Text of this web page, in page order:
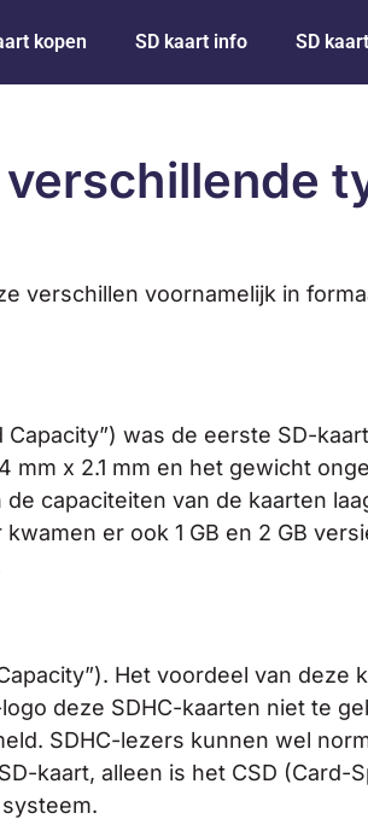
kopen SD kaart info SD
verschillen voornamelijk in
was de eerste SD-
x 2.1 mm en het gewicht
capaciteiten van de kaarten
er ook 1 GB en 2 GB
Het voordeel van deze
deze SDHC-kaarten niet te
SDHC-lezers kunnen wel
kaart, alleen is het CSD (Card-